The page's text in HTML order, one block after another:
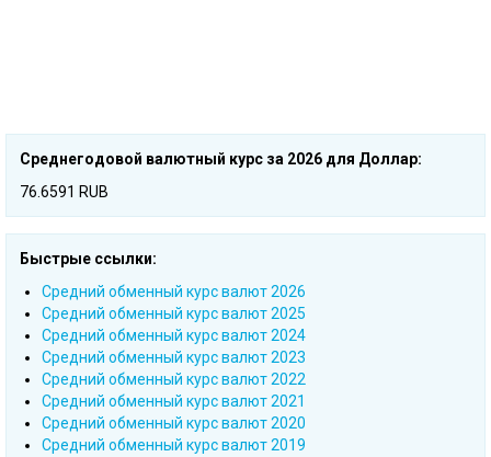
Среднегодовой валютный курс за 2026 для Доллар:
76.6591 RUB
Быстрые ссылки:
Cредний обменный курс валют 2026
Cредний обменный курс валют 2025
Cредний обменный курс валют 2024
Cредний обменный курс валют 2023
Cредний обменный курс валют 2022
Cредний обменный курс валют 2021
Cредний обменный курс валют 2020
Cредний обменный курс валют 2019